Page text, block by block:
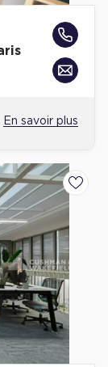
En savoir plus